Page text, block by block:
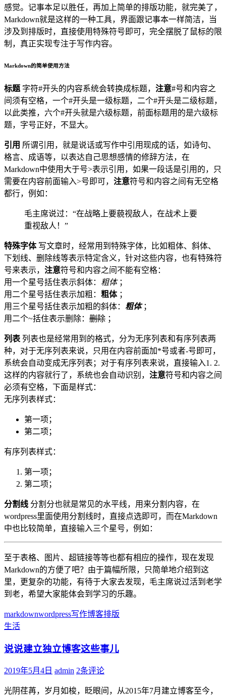
感觉。记事本足以胜任，再加上简单的排版功能，就完美了，
Markdown就是这样的一种工具，界面跟记事本一样简洁，当
涉及到排版时，直接使用特殊符号即可，完全摆脱了鼠标的限
制，真正实现专注于写作内容。
Markdown的简单使用方法
标题 字符#开头的内容系统会转换成标题， 注意#号和内容之
间须有空格，一个#开头是一级标题，二个#开头是二级标题，
以此类推，六个#开头就是六级标题，前面标题用的是六级标
题，字号正好，不显大。
引用 所谓引用，就是说话或写作中引用现成的话，如诗句、
格言、成语等，以表达自己思想感情的修辞方法，在
Markdown中使用大于号>表示引用，如果一段话是引用的，只
需要在内容前面输入>号即可， 注意符号和内容之间有无空格
都行，例如：
毛主席说过：“在战略上要藐视敌人，在战术上要
重视敌人！”
特殊字体写文章时，经常用到特殊字体，比如粗体、斜体、
下划线、删除线等表示特定含义，针对这些内容，也有特殊符
号来表示， 注意符号和内容之间不能有空格：
用一个星号括住表示斜体： 粗体；
用二个星号括住表示加粗： 粗体；
用三个星号括住表示加粗的斜体： 粗体；
用二个~括住表示删除： 删除 ；
列表 列表也是经常用到的格式，分为无序列表和有序列表两
种，对于无序列表来说，只用在内容前面加*号或者-号即可，
系统会自动变成无序列表；对于有序列表来说，直接输入1. 2.
这样的内容就行了，系统也会自动识别， 注意符号和内容之间
必须有空格，下面是样式：
无序列表样式：
第一项；
第二项；
有序列表样式：
第一项；
第二项；
分割线 分割分也就是常见的水平线，用来分割内容，在
wordpress里面使用分割线时，直接点选即可，而在Markdown
中也比较简单，直接输入三个星号，例如：
至于表格、图片、超链接等等也都有相应的操作，现在发现
Markdown的方便了吧？由于篇幅所限，只简单地介绍到这
里，更复杂的功能，有待于大家去发现，毛主席说过活到老学
到老，希望大家能体会到学习的乐趣。
markdownwordpress写作博客排版
生活
说说建立独立博客这些事儿
2019年5月4日 admin 2条评论
光阴荏苒，岁月如梭，眨眼间，从2015年7月建立博客至今，